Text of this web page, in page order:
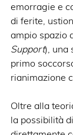
emorragie e
di ferite,
ampio spazio
Support), una
primo
rianimazione
Oltre alla
la possibilità